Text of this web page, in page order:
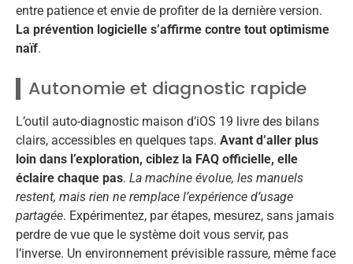
entre patience et envie de profiter de la dernière version.
La prévention logicielle s’affirme contre tout optimisme
naïf.
Autonomie et diagnostic rapide
L’outil auto-diagnostic maison d’iOS 19 livre des bilans
clairs, accessibles en quelques taps. Avant d’aller plus
loin dans l’exploration, ciblez la FAQ officielle, elle
éclaire chaque pas. La machine évolue, les manuels
restent, mais rien ne remplace l’expérience d’usage
partagée. Expérimentez, par étapes, mesurez, sans jamais
perdre de vue que le système doit vous servir, pas
l’inverse. Un environnement prévisible rassure, même face